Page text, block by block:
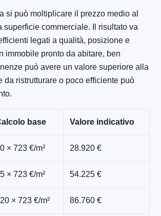
si può moltiplicare il prezzo medio al
superficie commerciale. Il risultato va
legati a qualità, posizione e
immobile pronto da abitare, ben
può avere un valore superiore alla
da ristrutturare o poco efficiente può
base Valore indicativo
× 723 €/m² 28.920 €
× 723 €/m² 54.225 €
× 723 €/m² 86.760 €